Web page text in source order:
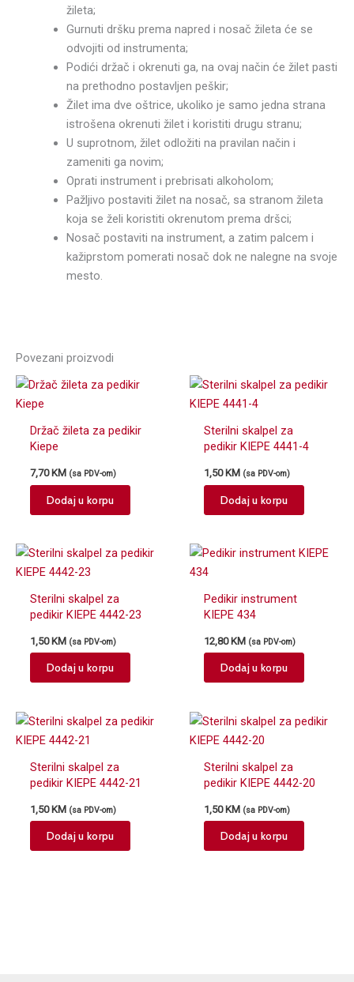
žileta;
Gurnuti dršku prema napred i nosač žileta će se
odvojiti od instrumenta;
Podići držač i okrenuti ga, na ovaj način će žilet pasti
na prethodno postavljen peškir;
Žilet ima dve oštrice, ukoliko je samo jedna strana
istrošena okrenuti žilet i koristiti drugu stranu;
U suprotnom, žilet odložiti na pravilan način i
zameniti ga novim;
Oprati instrument i prebrisati alkoholom;
Pažljivo postaviti žilet na nosač, sa stranom žileta
koja se želi koristiti okrenutom prema dršci;
Nosač postaviti na instrument, a zatim palcem i
kažiprstom pomerati nosač dok ne nalegne na svoje
mesto.
Povezani proizvodi
Držač žileta za pedikir
Kiepe
7,70 KM (sa PDV-om)
Dodaj u korpu
Sterilni skalpel za
pedikir KIEPE 4441-4
1,50 KM (sa PDV-om)
Dodaj u korpu
Sterilni skalpel za
pedikir KIEPE 4442-23
1,50 KM (sa PDV-om)
Dodaj u korpu
Pedikir instrument
KIEPE 434
12,80 KM (sa PDV-om)
Dodaj u korpu
Sterilni skalpel za
pedikir KIEPE 4442-21
1,50KM (sa PDV-om)
Dodaj u korpu
Sterilni skalpel za
pedikir KIEPE 4442-20
1,50KM (sa PDV-om)
Dodaj u korpu